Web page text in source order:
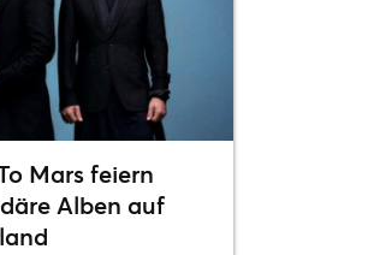
Mars feiern
Alben auf